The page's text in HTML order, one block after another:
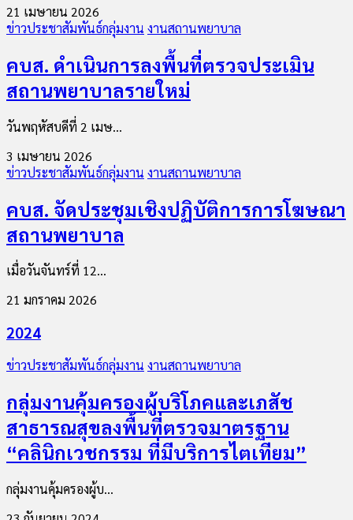
21 เมษายน 2026
ข่าวประชาสัมพันธ์กลุ่มงาน งานสถานพยาบาล
คบส. ดำเนินการลงพื้นที่ตรวจประเมิน
สถานพยาบาลรายใหม่
วันพฤหัสบดีที่ 2 เมษ...
3 เมษายน 2026
ข่าวประชาสัมพันธ์กลุ่มงาน งานสถานพยาบาล
คบส. จัดประชุมเชิงปฏิบัติการการโฆษณา
สถานพยาบาล
เมื่อวันจันทร์ที่ 12...
21 มกราคม 2026
2024
ข่าวประชาสัมพันธ์กลุ่มงาน งานสถานพยาบาล
กลุ่มงานคุ้มครองผู้บริโภคและเภสัช
สาธารณสุขลงพื้นที่ตรวจมาตรฐาน
“คลินิกเวชกรรม ที่มีบริการไตเทียม”
กลุ่มงานคุ้มครองผู้บ...